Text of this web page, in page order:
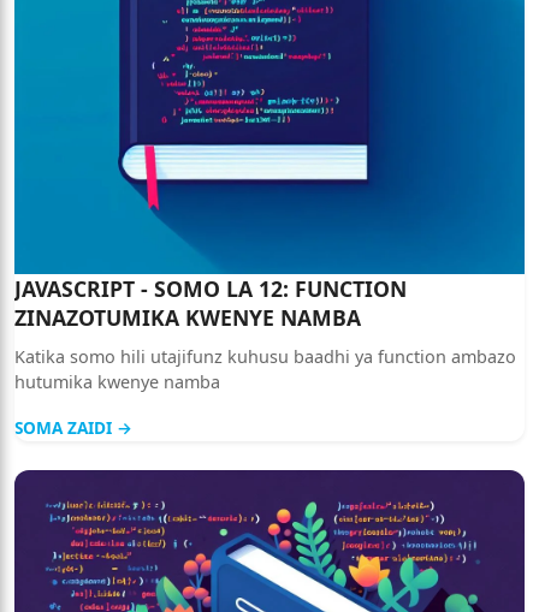
JAVASCRIPT - SOMO LA 12: FUNCTION
ZINAZOTUMIKA KWENYE NAMBA
Katika somo hili utajifunz kuhusu baadhi ya function ambazo
hutumika kwenye namba
SOMA ZAIDI →